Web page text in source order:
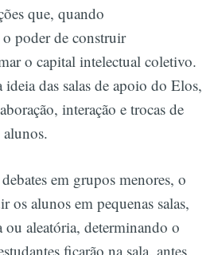
que, quando
poder de construir
o capital intelectual coletivo.
ideia das salas de apoio do Elos,
interação e trocas de
alunos.
em grupos menores, o
os alunos em pequenas salas,
ou aleatória, determinando o
ficarão na sala, antes